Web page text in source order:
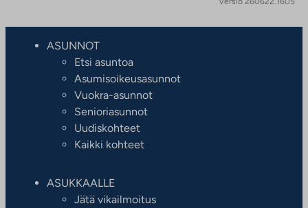
ASUNNOT
Etsi asuntoa
Asumisoikeusasunnot
Vuokra-asunnot
Senioriasunnot
Uudiskohteet
Kaikki kohteet
ASUKKAALLE
Jätä vikailmoitus